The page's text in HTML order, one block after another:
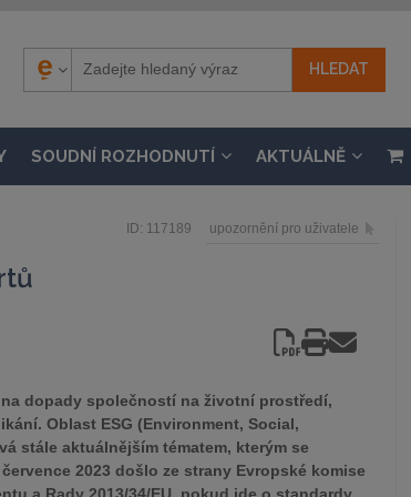
SOUDNÍ ROZHODNUTÍ AKTUÁLNĚ
ID: 117189 upozornění pro uživatele
dopady společností na životní prostředí,
Oblast ESG (Environment, Social,
stále aktuálnějším tématem, kterým se
2023 došlo ze strany Evropské komise